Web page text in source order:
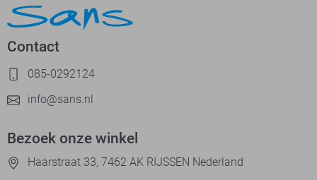
Contact
085-0292124
info@sans.nl
Bezoek onze winkel
Haarstraat 33, 7462 AK RIJSSEN Nederland